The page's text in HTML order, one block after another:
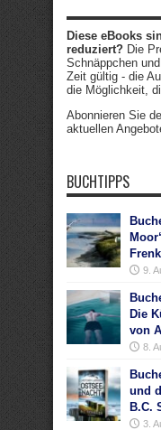
Diese eBooks
reduziert? Die
Schnäppchen
Zeit gültig - die
die Möglichkeit,
Abonnieren Sie
aktuellen
BUCHTIPPS
9.
Die
von
8.
und
B.C.
3.